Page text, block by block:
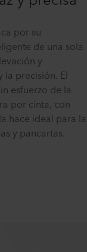
por su
de una sola
y
precisión. El
esfuerzo de la
por cinta, con
hace ideal para la
y pancartas.